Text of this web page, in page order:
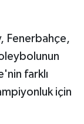
Fenerbahçe,
farklı
için